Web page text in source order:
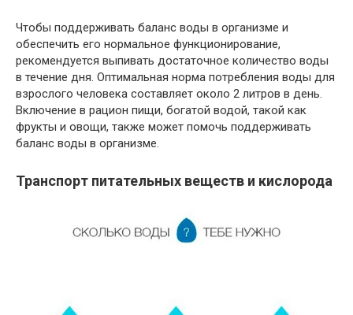
Чтобы поддерживать баланс воды в организме и
обеспечить его нормальное функционирование,
рекомендуется выпивать достаточное количество воды
в течение дня. Оптимальная норма потребления воды для
взрослого человека составляет около 2 литров в день.
Включение в рацион пищи, богатой водой, такой как
фрукты и овощи, также может помочь поддерживать
баланс воды в организме.
Транспорт питательных веществ и кислорода